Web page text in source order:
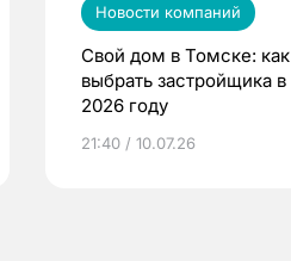
Новости компаний
Свой дом в Томске: как
выбрать застройщика в
2026 году
21:40 / 10.07.26